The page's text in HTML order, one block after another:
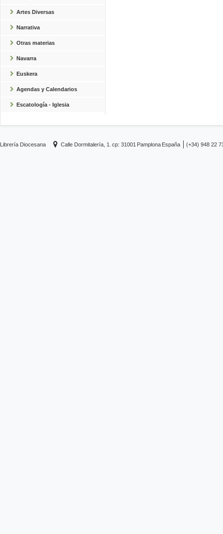
Artes Diversas
Narrativa
Otras materias
Navarra
Euskera
Agendas y Calendarios
Escatología - Iglesia
Librería Diocesana Calle Dormitalería, 1. cp: 31001 Pamplona España (+34) 948 22